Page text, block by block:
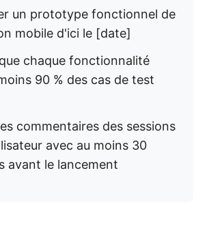
un prototype fonctionnel de
mobile d'ici le [date]
chaque fonctionnalité
90 % des cas de test
commentaires des sessions
avec au moins 30
avant le lancement